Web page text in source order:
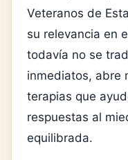
Veteranos de
su relevancia en
todavía no se
inmediatos, abre
terapias que
respuestas al
equilibrada.